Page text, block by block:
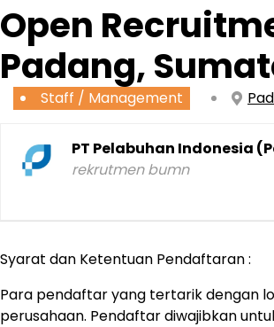
Open
Padang,
Staff / Management
PT Pelabuhan Indonesia
rekrutmen bumn
Syarat dan Ketentuan Pendaftaran :
Para pendaftar yang tertarik dengan
perusahaan. Pendaftar diwajibkan